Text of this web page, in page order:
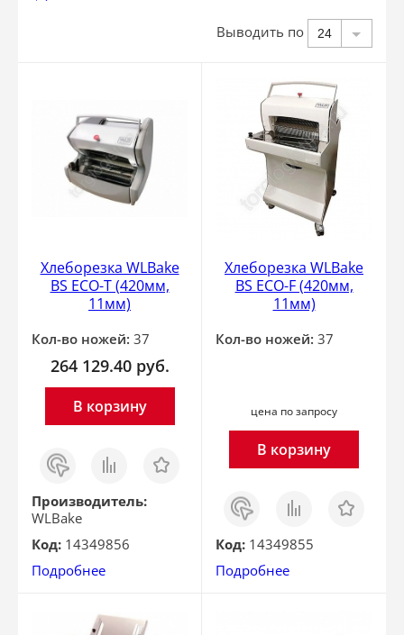
Выводить по 24
Хлеборезка WLBake
BS ECO-T (420мм,
11мм)
Кол-во ножей: 37
264 129.40 руб.
В корзину
Заказ
в 1
клик
Сравнить Отложить
Производитель:
WLBake
Код: 14349856
Подробнее
Хлеборезка WLBake
BS ECO-F (420мм,
11мм)
Кол-во ножей: 37
цена по запросу
В корзину
Заказ
в 1
клик
Сравнить Отложить
Код: 14349855
Подробнее